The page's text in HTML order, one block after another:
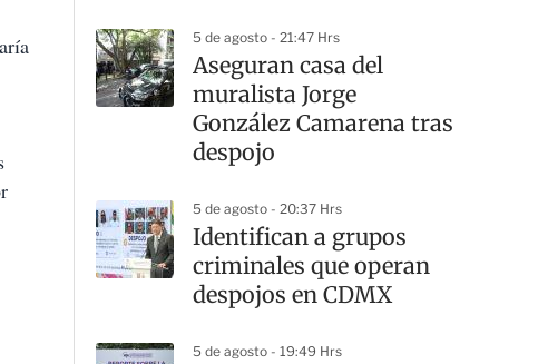
5 de agosto - 21:47 Hrs
Aseguran casa del
muralista Jorge
González Camarena tras
despojo
5 de agosto - 20:37 Hrs
Identifican a grupos
criminales que operan
despojos en CDMX
5 de agosto - 19:49 Hrs